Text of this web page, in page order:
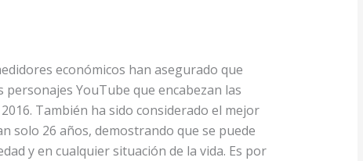
económicos han asegurado que
personajes YouTube que encabezan las
También ha sido considerado el mejor
solo 26 años, demostrando que se puede
y en cualquier situación de la vida. Es por